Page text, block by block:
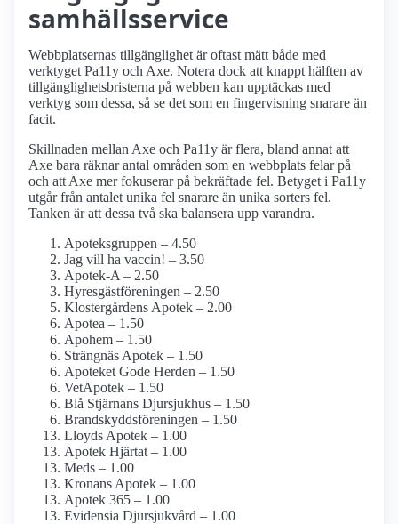
samhälls­service
Webbplatsernas tillgänglighet är oftast mätt både med
verktyget Pa11y och Axe. Notera dock att knappt hälften av
tillgänglighetsbristerna på webben kan upptäckas med
verktyg som dessa, så se det som en fingervisning snarare än
facit.
Skillnaden mellan Axe och Pa11y är flera, bland annat att
Axe bara räknar antal områden som en webbplats felar på
och att Axe mer fokuserar på bekräftade fel. Betyget i Pa11y
utgår från antalet unika fel snarare än unika sorters fel.
Tanken är att dessa två ska balansera upp varandra.
Apoteksgruppen – 4.50
Jag vill ha vaccin! – 3.50
Apotek-A – 2.50
Hyresgästföreningen – 2.50
Klostergårdens Apotek – 2.00
Apotea – 1.50
Apohem – 1.50
Strängnäs Apotek – 1.50
Apoteket Gode Herden – 1.50
VetApotek – 1.50
Blå Stjärnans Djursjukhus – 1.50
Brandskyddsföreningen – 1.50
Lloyds Apotek – 1.00
Apotek Hjärtat – 1.00
Meds – 1.00
Kronans Apotek – 1.00
Apotek 365 – 1.00
Evidensia Djursjukvård – 1.00